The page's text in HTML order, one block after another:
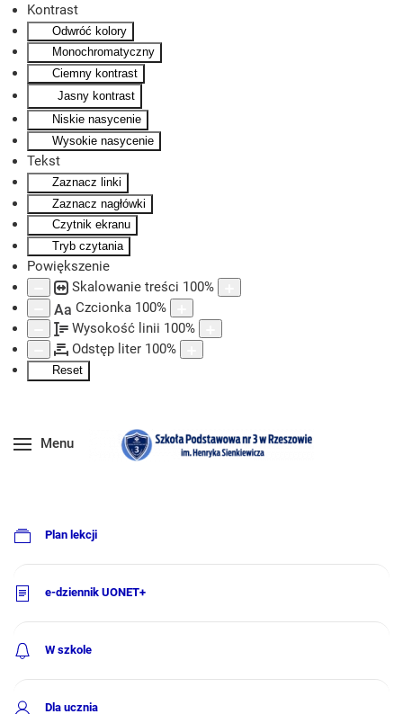
Kontrast
Odwróć kolory
Monochromatyczny
Ciemny kontrast
Jasny kontrast
Niskie nasycenie
Wysokie nasycenie
Tekst
Zaznacz linki
Zaznacz nagłówki
Czytnik ekranu
Tryb czytania
Powiększenie
Skalowanie treści 100%
Aa Czcionka 100%
Wysokość linii 100%
Odstęp liter 100%
Reset
Skip to main content
Menu
Plan lekcji
e-dziennik UONET+
W szkole
Dla ucznia